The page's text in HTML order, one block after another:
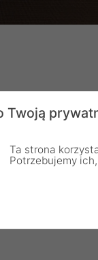
się
szykuj się
właśnie
Twoją
Ta strona
Potrzebujemy